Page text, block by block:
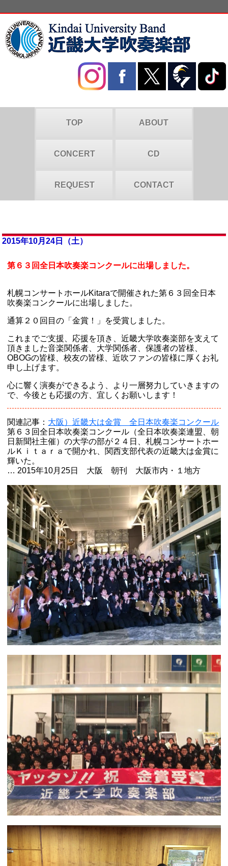
TOP ABOUT
CONCERT CD
REQUEST CONTACT
2015年10月24日（土）
第６３回全日本吹奏楽コンクールに出場しました。
札幌コンサートホールKitaraで開催された第６３回全日本
吹奏楽コンクールに出場しました。
通算２０回目の「金賞！」を受賞しました。
これまでご支援、応援を頂き、近畿大学吹奏楽部を支えて
頂きました音楽関係者、大学関係者、保護者の皆様、
OBOGの皆様、校友の皆様、近吹ファンの皆様に厚くお礼
申し上げます。
心に響く演奏ができるよう、より一層努力していきますの
で、今後とも応援の方、宜しくお願いします！
関連記事： 大阪）近畿大は金賞 全日本吹奏楽コンクール
第６３回全日本吹奏楽コンクール（全日本吹奏楽連盟、朝
日新聞社主催）の大学の部が２４日、札幌コンサートホー
ルＫｉｔａｒａで開かれ、関西支部代表の近畿大は金賞に
輝いた。
… 2015年10月25日 大阪 朝刊 大阪市内・１地方